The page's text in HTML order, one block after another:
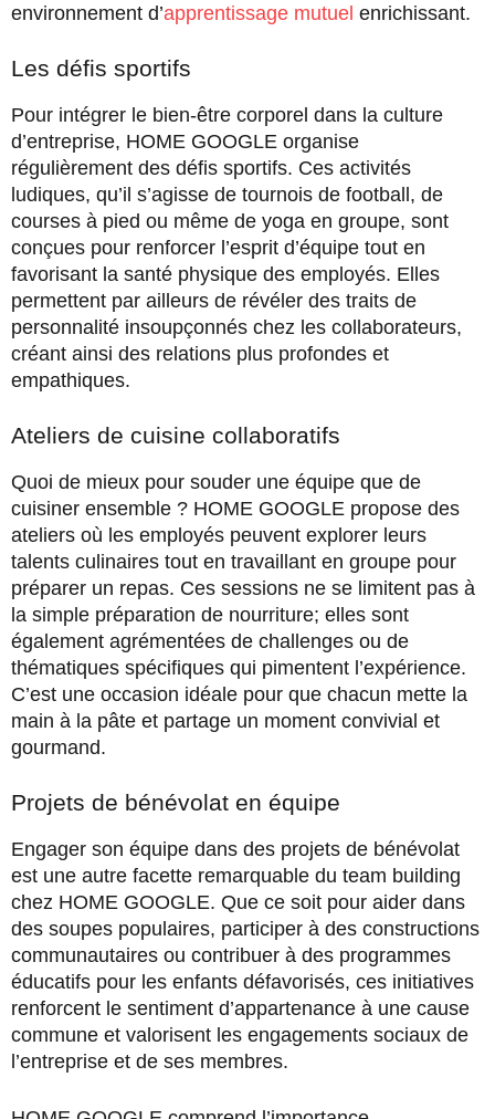
environnement d’apprentissage mutuel enrichissant.
Les défis sportifs
Pour intégrer le bien-être corporel dans la culture
d’entreprise, HOME GOOGLE organise
régulièrement des défis sportifs. Ces activités
ludiques, qu’il s’agisse de tournois de football, de
courses à pied ou même de yoga en groupe, sont
conçues pour renforcer l’esprit d’équipe tout en
favorisant la santé physique des employés. Elles
permettent par ailleurs de révéler des traits de
personnalité insoupçonnés chez les collaborateurs,
créant ainsi des relations plus profondes et
empathiques.
Ateliers de cuisine collaboratifs
Quoi de mieux pour souder une équipe que de
cuisiner ensemble ? HOME GOOGLE propose des
ateliers où les employés peuvent explorer leurs
talents culinaires tout en travaillant en groupe pour
préparer un repas. Ces sessions ne se limitent pas à
la simple préparation de nourriture; elles sont
également agrémentées de challenges ou de
thématiques spécifiques qui pimentent l’expérience.
C’est une occasion idéale pour que chacun mette la
main à la pâte et partage un moment convivial et
gourmand.
Projets de bénévolat en équipe
Engager son équipe dans des projets de bénévolat
est une autre facette remarquable du team building
chez HOME GOOGLE. Que ce soit pour aider dans
des soupes populaires, participer à des constructions
communautaires ou contribuer à des programmes
éducatifs pour les enfants défavorisés, ces initiatives
renforcent le sentiment d’appartenance à une cause
commune et valorisent les engagements sociaux de
l’entreprise et de ses membres.